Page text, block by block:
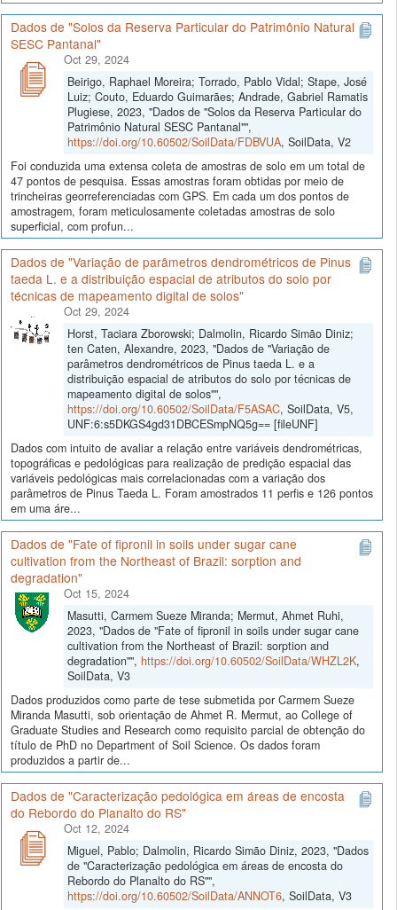
Dados de "Solos da Reserva Particular do Patrimônio Natural
SESC Pantanal"
Oct 29, 2024
Beirigo, Raphael Moreira; Torrado, Pablo Vidal; Stape, José
Luiz; Couto, Eduardo Guimarães; Andrade, Gabriel Ramatis
Plugiese, 2023, "Dados de "Solos da Reserva Particular do
Patrimônio Natural SESC Pantanal"",
https://doi.org/10.60502/SoilData/FDBVUA, SoilData, V2
Foi conduzida uma extensa coleta de amostras de solo em um total de
47 pontos de pesquisa. Essas amostras foram obtidas por meio de
trincheiras georreferenciadas com GPS. Em cada um dos pontos de
amostragem, foram meticulosamente coletadas amostras de solo
superficial, com profun...
Dados de "Variação de parâmetros dendrométricos de Pinus
taeda L. e a distribuição espacial de atributos do solo por
técnicas de mapeamento digital de solos"
Oct 29, 2024
Horst, Taciara Zborowski; Dalmolin, Ricardo Simão Diniz;
ten Caten, Alexandre, 2023, "Dados de "Variação de
parâmetros dendrométricos de Pinus taeda L. e a
distribuição espacial de atributos do solo por técnicas de
mapeamento digital de solos"",
https://doi.org/10.60502/SoilData/F5ASAC, SoilData, V5,
UNF:6:s5DKGS4gd31DBCESmpNQ5g== [fileUNF]
Dados com intuito de avaliar a relação entre variáveis dendrométricas,
topográficas e pedológicas para realização de predição espacial das
variáveis pedológicas mais correlacionadas com a variação dos
parâmetros de Pinus Taeda L. Foram amostrados 11 perfis e 126 pontos
em uma áre...
Dados de "Fate of fipronil in soils under sugar cane
cultivation from the Northeast of Brazil: sorption and
degradation"
Oct 15, 2024
Masutti, Carmem Sueze Miranda; Mermut, Ahmet Ruhi,
2023, "Dados de "Fate of fipronil in soils under sugar cane
cultivation from the Northeast of Brazil: sorption and
degradation"", https://doi.org/10.60502/SoilData/WHZL2K,
SoilData, V3
Dados produzidos como parte de tese submetida por Carmem Sueze
Miranda Masutti, sob orientação de Ahmet R. Mermut, ao College of
Graduate Studies and Research como requisito parcial de obtenção do
título de PhD no Department of Soil Science. Os dados foram
produzidos a partir de...
Dados de "Caracterização pedológica em áreas de encosta
do Rebordo do Planalto do RS"
Oct 12, 2024
Miguel, Pablo; Dalmolin, Ricardo Simão Diniz, 2023, "Dados
de "Caracterização pedológica em áreas de encosta do
Rebordo do Planalto do RS"",
https://doi.org/10.60502/SoilData/ANNOT6, SoilData, V3